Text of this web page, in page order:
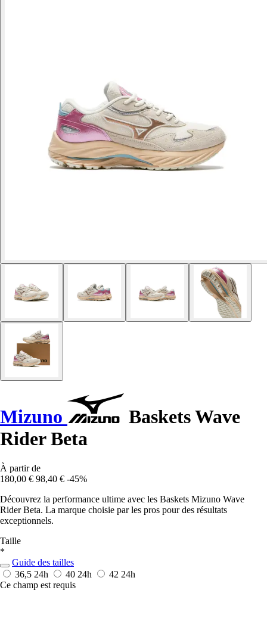
Mizuno
Baskets Wave
Rider Beta
À partir de
180,00 € 98,40 € -45%
Découvrez la performance ultime avec les Baskets Mizuno Wave
Rider Beta. La marque choisie par les pros pour des résultats
exceptionnels.
Taille
*
Guide des tailles
36,5 24h 40 24h 42 24h
Ce champ est requis